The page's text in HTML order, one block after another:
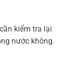
kiểm tra lại
nước không.